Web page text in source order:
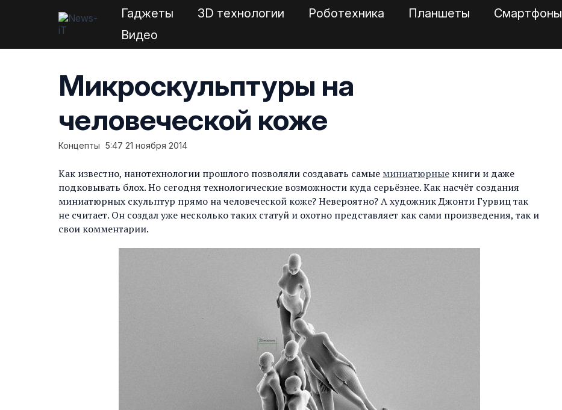
Гаджеты 3D технологии Роботехника Планшеты Смартфоны
Видео
Микроскульптуры на
человеческой коже
Концепты 5:47 21 ноября 2014
Как известно, нанотехнологии прошлого позволяли создавать самые миниатюрные книги и даже
подковывать блох. Но сегодня технологические возможности куда серьёзнее. Как насчёт создания
миниатюрных скульптур прямо на человеческой коже? Невероятно? А художник Джонти Гурвиц так
не считает. Он создал уже несколько таких статуй и охотно представляет как сами произведения, так и
свои комментарии.